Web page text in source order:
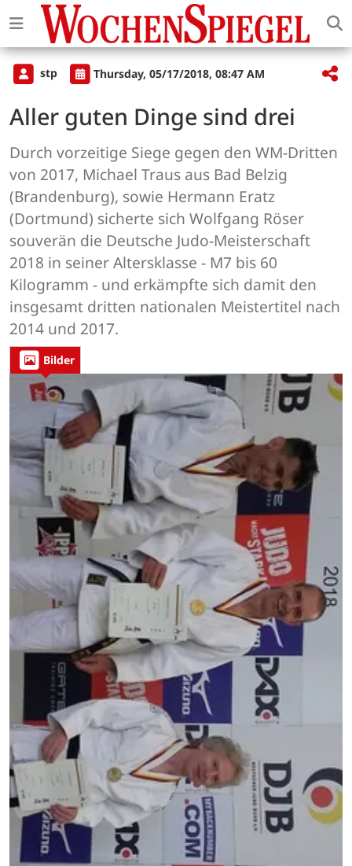
stp Thursday, 05/17/2018, 08:47 AM
Aller guten Dinge sind drei
Durch vorzeitige Siege gegen den WM-Dritten
von 2017, Michael Traus aus Bad Belzig
(Brandenburg), sowie Hermann Eratz
(Dortmund) sicherte sich Wolfgang Röser
souverän die Deutsche Judo-Meisterschaft
2018 in seiner Altersklasse - M7 bis 60
Kilogramm - und erkämpfte sich damit den
insgesamt dritten nationalen Meistertitel nach
2014 und 2017.
Bilder